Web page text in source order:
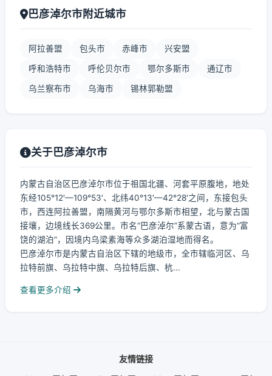
巴彦淖尔市附近城市
阿拉善盟 包头市 赤峰市 兴安盟
呼和浩特市 呼伦贝尔市 鄂尔多斯市 通辽市
乌兰察布市 乌海市 锡林郭勒盟
关于巴彦淖尔市
内蒙古自治区巴彦淖尔市位于祖国北疆、河套平原腹地，地处
东经105°12′—109°53′、北纬40°13′—42°28′之间，东接包头
市，西连阿拉善盟，南隔黄河与鄂尔多斯市相望，北与蒙古国
接壤，边境线长369公里。市名“巴彦淖尔”系蒙古语，意为“富
饶的湖泊”，因境内乌梁素海等众多湖泊湿地而得名。
巴彦淖尔市是内蒙古自治区下辖的地级市，全市辖临河区、乌
拉特前旗、乌拉特中旗、乌拉特后旗、杭...
查看更多介绍
友情链接